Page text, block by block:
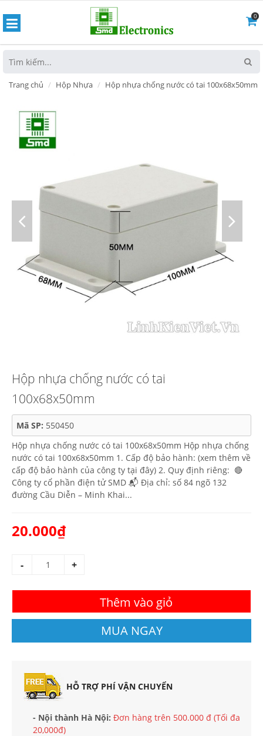
0
Trang chủ Hộp Nhựa Hộp nhựa chống nước có tai 100x68x50mm
Hộp nhựa chống nước có tai
100x68x50mm
Mã SP: 550450
Hộp nhựa chống nước có tai 100x68x50mm Hộp nhựa chống
nước có tai 100x68x50mm 1. Cấp độ bảo hành: (xem thêm về
cấp độ bảo hành của công ty tại đây) 2. Quy định riêng: 🔴
Công ty cổ phần điện tử SMD 📬 Địa chỉ: số 84 ngõ 132
đường Cầu Diễn – Minh Khai...
20.000₫
- +
Thêm vào giỏ
MUA NGAY
HỖ TRỢ PHÍ VẬN CHUYỂN
- Nội thành Hà Nội: Đơn hàng trên 500.000 đ (Tối đa
20,000đ)